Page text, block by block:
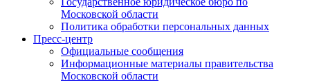
Московской области
Политика обработки персональных данных
Пресс-центр
Официальные сообщения
Информационные материалы правительства
Московской области